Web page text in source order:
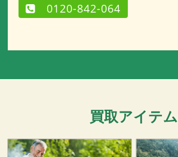
0120-842-064
買取アイテム